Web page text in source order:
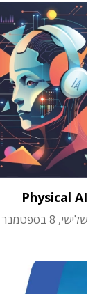
Physical AI
שלישי, 8 בספטמבר 2026